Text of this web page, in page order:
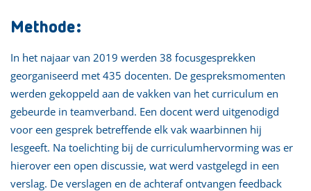
Methode:
In het najaar van 2019 werden 38 focusgesprekken
georganiseerd met 435 docenten. De gespreksmomenten
werden gekoppeld aan de vakken van het curriculum en
gebeurde in teamverband. Een docent werd uitgenodigd
voor een gesprek betreffende elk vak waarbinnen hij
lesgeeft. Na toelichting bij de curriculumhervorming was er
hierover een open discussie, wat werd vastgelegd in een
verslag. De verslagen en de achteraf ontvangen feedback